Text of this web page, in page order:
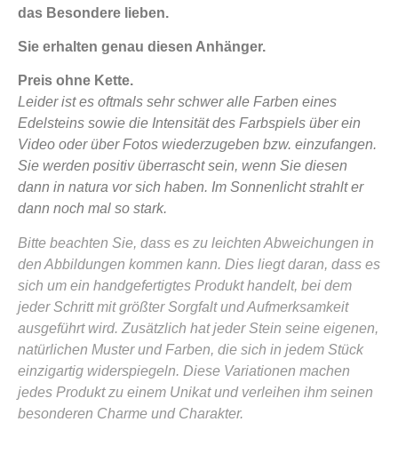
das Besondere lieben.
Sie erhalten genau diesen Anhänger.
Preis ohne Kette.
Leider ist es oftmals sehr schwer alle Farben eines
Edelsteins sowie die Intensität des Farbspiels über ein
Video oder über Fotos wiederzugeben bzw. einzufangen.
Sie werden positiv überrascht sein, wenn Sie diesen
dann in natura vor sich haben. Im Sonnenlicht strahlt er
dann noch mal so stark.
Bitte beachten Sie, dass es zu leichten Abweichungen in
den Abbildungen kommen kann. Dies liegt daran, dass es
sich um ein handgefertigtes Produkt handelt, bei dem
jeder Schritt mit größter Sorgfalt und Aufmerksamkeit
ausgeführt wird. Zusätzlich hat jeder Stein seine eigenen,
natürlichen Muster und Farben, die sich in jedem Stück
einzigartig widerspiegeln. Diese Variationen machen
jedes Produkt zu einem Unikat und verleihen ihm seinen
besonderen Charme und Charakter.